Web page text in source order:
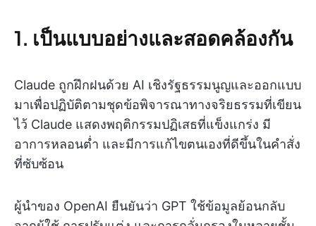
1. เป็นแบบอย่างและสอดคล้องกัน
Claude ถูกฝึกฝนด้วย AI เชิงรัฐธรรมนูญและออกแบบ
มาเพื่อปฏิบัติตามชุดข้อพิจารณาทางจริยธรรมที่เขียน
ไว้ Claude แสดงพฤติกรรมปฏิเสธที่แข็งแกร่ง มี
อาการหลอนต่ำ และมีการแก้ไขตนเองที่ดีขึ้นในคำสั่ง
ที่ซับซ้อน
ผู้นำของ OpenAI ยืนยันว่า GPT ใช้ข้อมูลย้อนกลับ